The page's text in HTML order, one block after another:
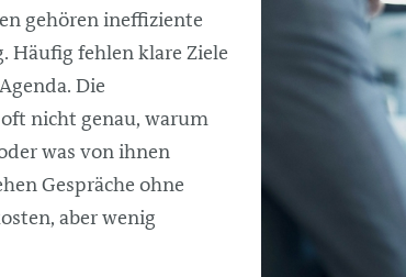
gehören ineffiziente
Häufig fehlen klare Ziele
Die
nicht genau, warum
was von ihnen
Gespräche ohne
aber wenig